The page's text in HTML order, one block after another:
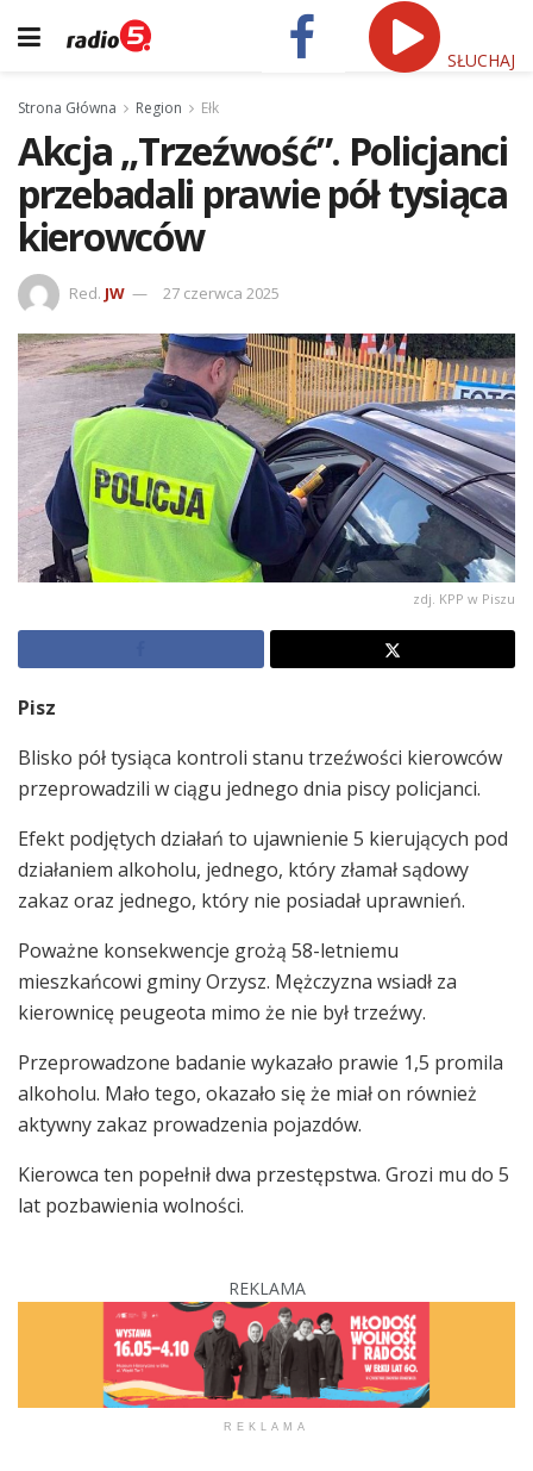
SŁUCHAJ
Strona Główna Region Ełk
Akcja „Trzeźwość”. Policjanci
przebadali prawie pół tysiąca
kierowców
Red. JW 27 czerwca 2025
zdj. KPP w Piszu
Pisz
Blisko pół tysiąca kontroli stanu trzeźwości kierowców
przeprowadzili w ciągu jednego dnia piscy policjanci.
Efekt podjętych działań to ujawnienie 5 kierujących pod
działaniem alkoholu, jednego, który złamał sądowy
zakaz oraz jednego, który nie posiadał uprawnień.
Poważne konsekwencje grożą 58-letniemu
mieszkańcowi gminy Orzysz. Mężczyzna wsiadł za
kierownicę peugeota mimo że nie był trzeźwy.
Przeprowadzone badanie wykazało prawie 1,5 promila
alkoholu. Mało tego, okazało się że miał on również
aktywny zakaz prowadzenia pojazdów.
Kierowca ten popełnił dwa przestępstwa. Grozi mu do 5
lat pozbawienia wolności.
REKLAMA
REKLAMA